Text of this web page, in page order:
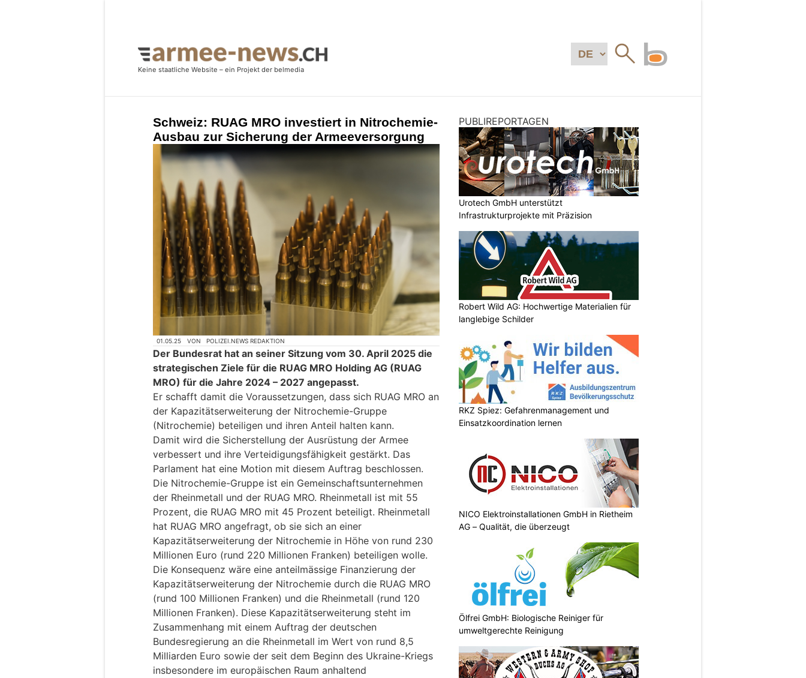
Schweiz: RUAG MRO investiert in Nitrochemie-
Ausbau zur Sicherung der Armeeversorgung
01.05.25 VON POLIZEI.NEWS REDAKTION
Der Bundesrat hat an seiner Sitzung vom 30. April 2025 die
strategischen Ziele für die RUAG MRO Holding AG (RUAG
MRO) für die Jahre 2024 – 2027 angepasst.
Er schafft damit die Voraussetzungen, dass sich RUAG MRO an
der Kapazitätserweiterung der Nitrochemie-Gruppe
(Nitrochemie) beteiligen und ihren Anteil halten kann.
Damit wird die Sicherstellung der Ausrüstung der Armee
verbessert und ihre Verteidigungsfähigkeit gestärkt. Das
Parlament hat eine Motion mit diesem Auftrag beschlossen.
Die Nitrochemie-Gruppe ist ein Gemeinschaftsunternehmen
der Rheinmetall und der RUAG MRO. Rheinmetall ist mit 55
Prozent, die RUAG MRO mit 45 Prozent beteiligt. Rheinmetall
hat RUAG MRO angefragt, ob sie sich an einer
Kapazitätserweiterung der Nitrochemie in Höhe von rund 230
Millionen Euro (rund 220 Millionen Franken) beteiligen wolle.
Die Konsequenz wäre eine anteilmässige Finanzierung der
Kapazitätserweiterung der Nitrochemie durch die RUAG MRO
(rund 100 Millionen Franken) und die Rheinmetall (rund 120
Millionen Franken). Diese Kapazitätserweiterung steht im
Zusammenhang mit einem Auftrag der deutschen
Bundesregierung an die Rheinmetall im Wert von rund 8,5
Milliarden Euro sowie der seit dem Beginn des Ukraine-Kriegs
insbesondere im europäischen Raum anhaltend
PUBLIREPORTAGEN
Urotech GmbH unterstützt
Infrastrukturprojekte mit Präzision
Robert Wild AG: Hochwertige Materialien für
langlebige Schilder
RKZ Spiez: Gefahrenmanagement und
Einsatzkoordination lernen
NICO Elektroinstallationen GmbH in Rietheim
AG – Qualität, die überzeugt
Ölfrei GmbH: Biologische Reiniger für
umweltgerechte Reinigung